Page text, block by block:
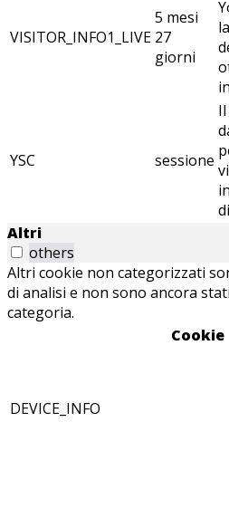
VISITOR_INFO1_LIVE
5 mesi
27
giorni
YSC sessione
Altri
others
Altri cookie non categorizzati
di analisi e non sono ancora
categoria.
Cookie
DEVICE_INFO